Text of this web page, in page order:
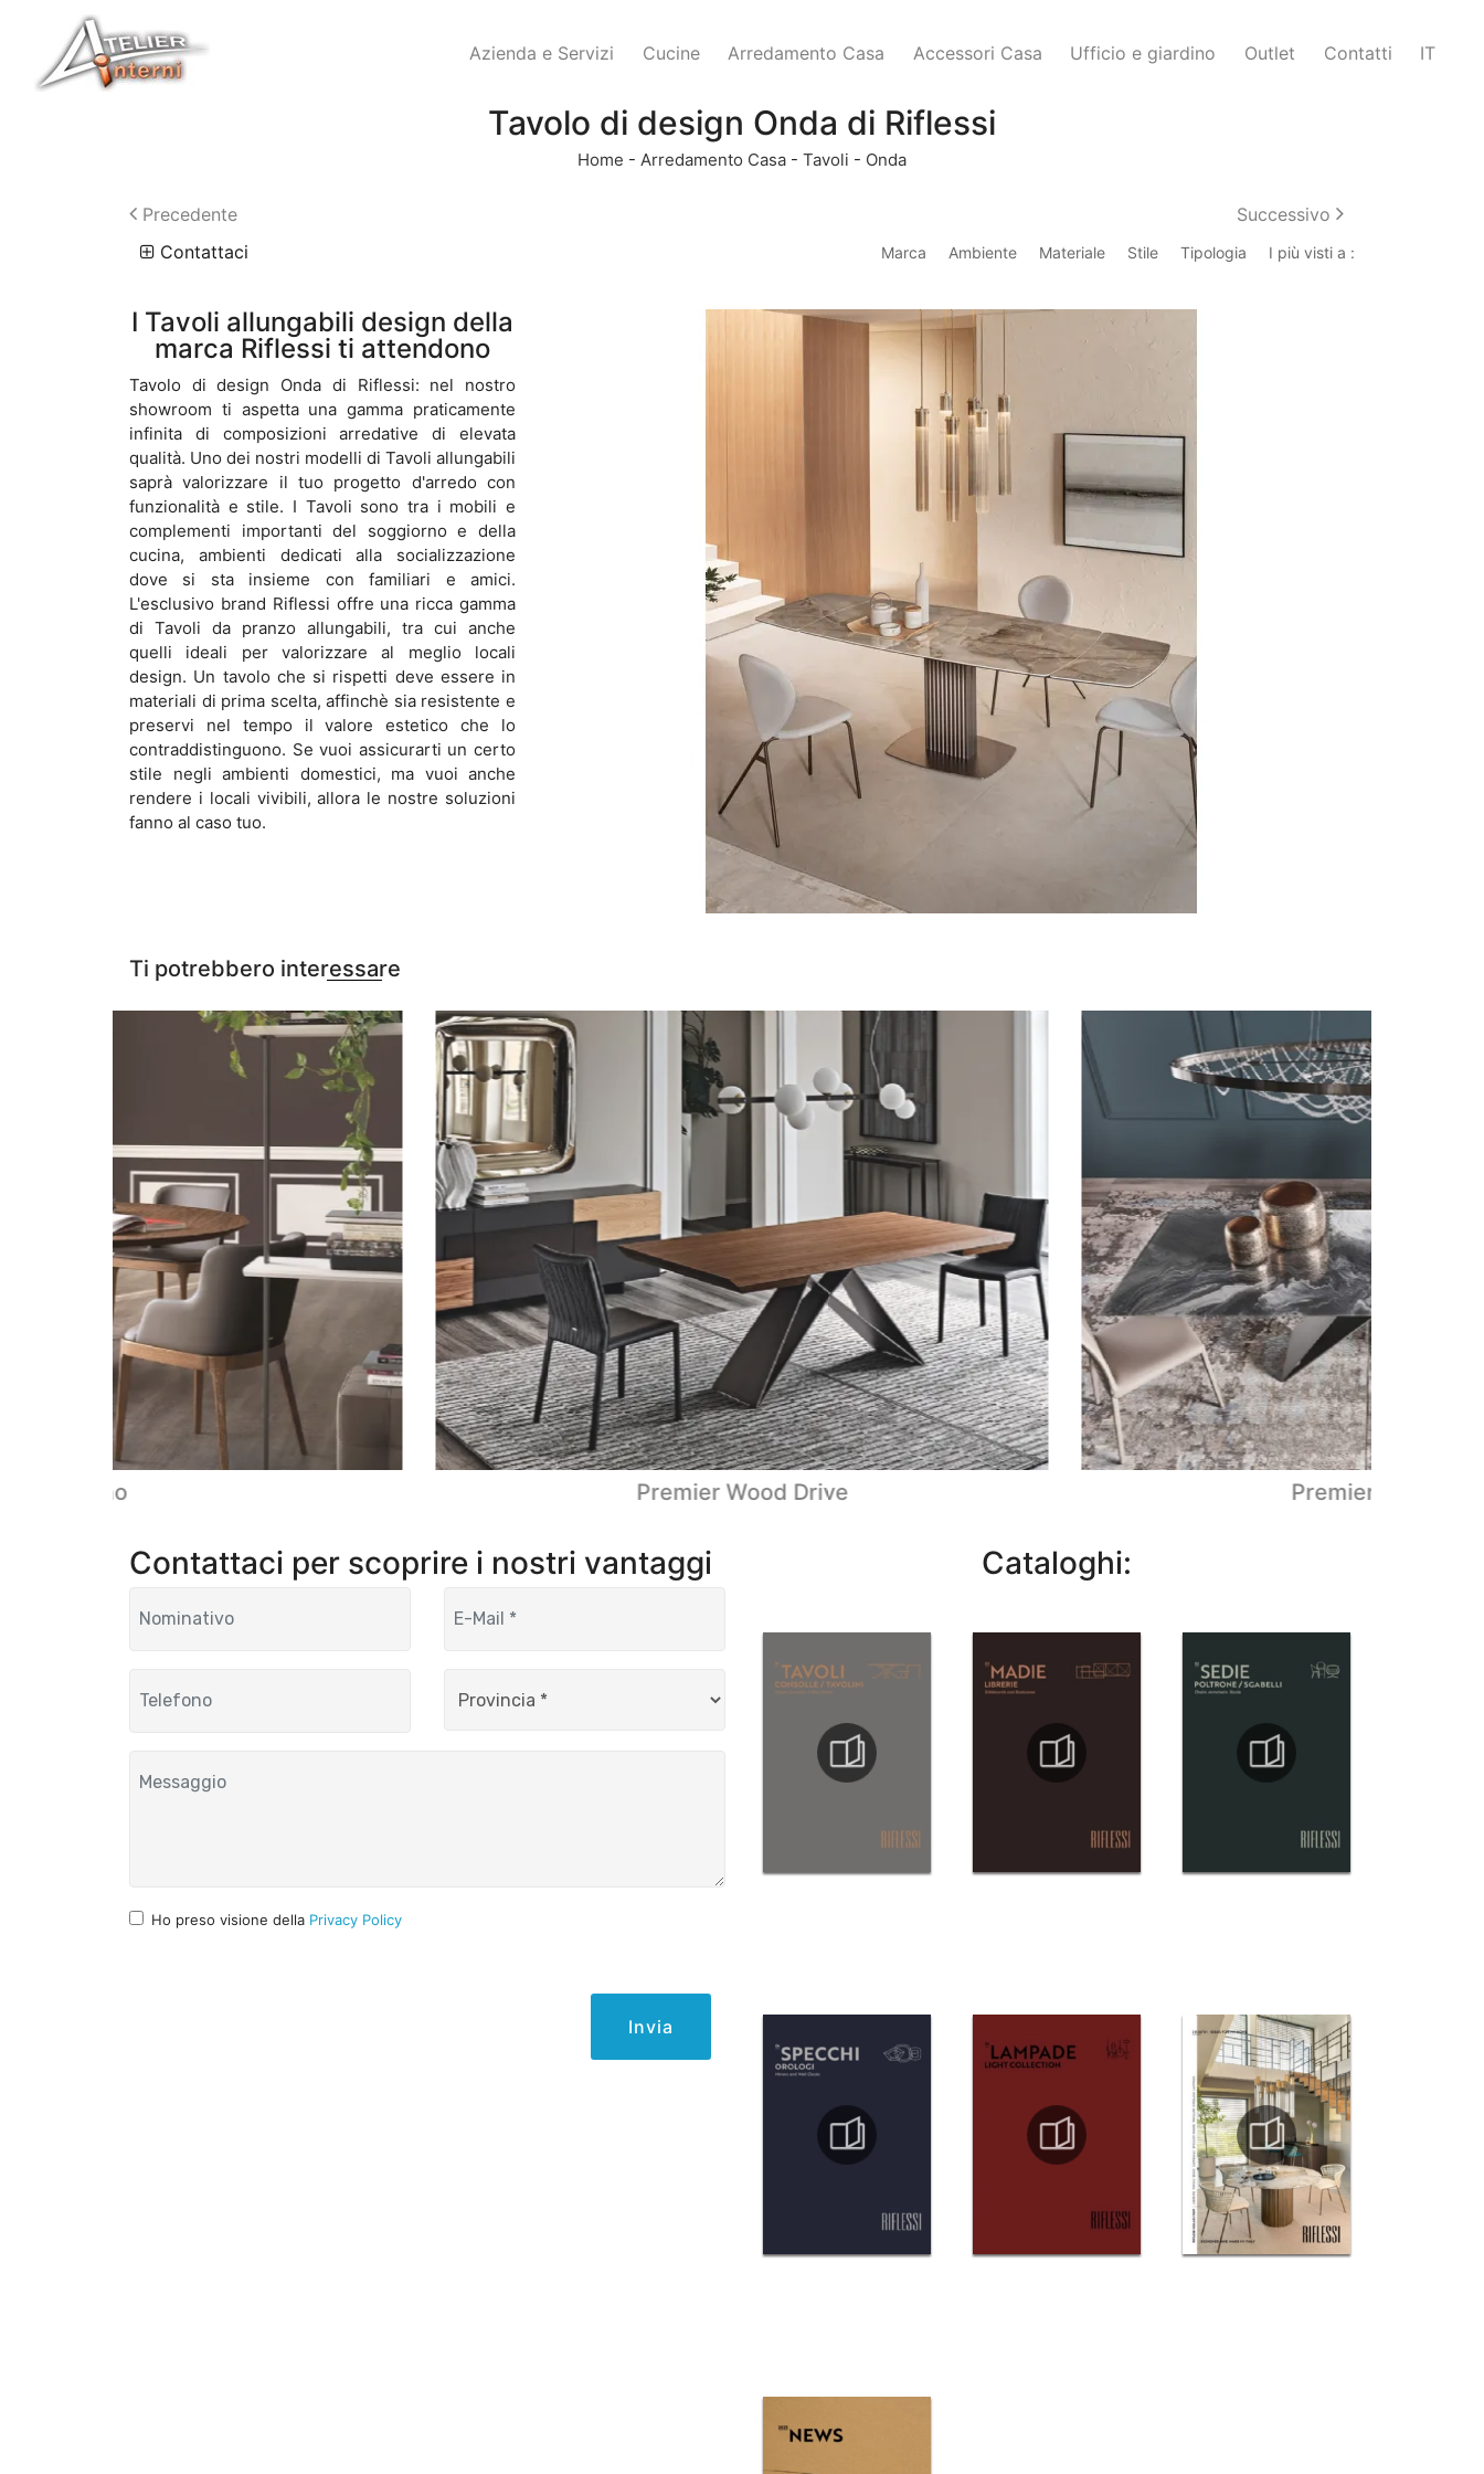
Azienda e Servizi Cucine Arredamento Casa Accessori Casa Ufficio e giardino Outlet Contatti IT
Tavolo di design Onda di Riflessi
Home - Arredamento Casa - Tavoli - Onda
Precedente
Successivo
Contattaci
Marca Ambiente Materiale Stile Tipologia I più visti a :
I Tavoli allungabili design della
marca Riflessi ti attendono
Tavolo di design Onda di Riflessi: nel nostro
showroom ti aspetta una gamma praticamente
infinita di composizioni arredative di elevata
qualità. Uno dei nostri modelli di Tavoli allungabili
saprà valorizzare il tuo progetto d'arredo con
funzionalità e stile. I Tavoli sono tra i mobili e
complementi importanti del soggiorno e della
cucina, ambienti dedicati alla socializzazione
dove si sta insieme con familiari e amici.
L'esclusivo brand Riflessi offre una ricca gamma
di Tavoli da pranzo allungabili, tra cui anche
quelli ideali per valorizzare al meglio locali
design. Un tavolo che si rispetti deve essere in
materiali di prima scelta, affinchè sia resistente e
preservi nel tempo il valore estetico che lo
contraddistinguono. Se vuoi assicurarti un certo
stile negli ambienti domestici, ma vuoi anche
rendere i locali vivibili, allora le nostre soluzioni
fanno al caso tuo.
Ti potrebbero interessare
Giano Premier Wood Drive Premier Crystalart
Contattaci per scoprire i nostri vantaggi
Ho preso visione della Privacy Policy
Invia
Cataloghi: